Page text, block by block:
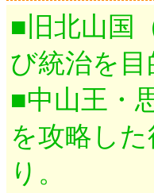
■旧北山国
び統治を
■中山王・
を攻略し
り。